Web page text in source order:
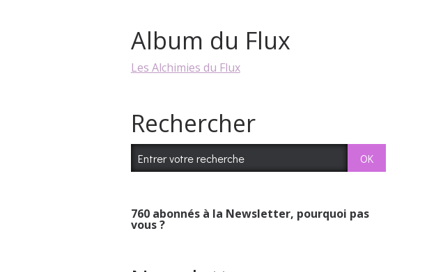
Album du Flux
Les Alchimies du Flux
Rechercher
760abonnés à la Newsletter, pourquoi pas
vous ?